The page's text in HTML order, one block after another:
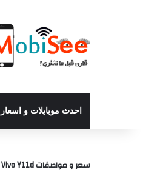
احدث موبايلات و اسعار
سعر و مواصفات Vivo Y11d مميزات و عيوب فيفو Y11d